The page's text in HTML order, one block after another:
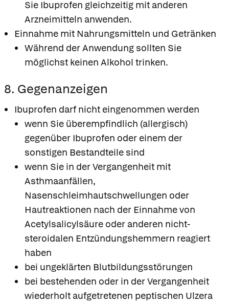
Sie Ibuprofen gleichzeitig mit anderen
Arzneimitteln anwenden.
Einnahme mit Nahrungsmitteln und Getränken
Während der Anwendung sollten Sie
möglichst keinen Alkohol trinken.
8. Gegenanzeigen
Ibuprofen darf nicht eingenommen werden
wenn Sie überempfindlich (allergisch)
gegenüber Ibuprofen oder einem der
sonstigen Bestandteile sind
wenn Sie in der Vergangenheit mit
Asthmaanfällen,
Nasenschleimhautschwellungen oder
Hautreaktionen nach der Einnahme von
Acetylsalicylsäure oder anderen nicht-
steroidalen Entzündungshemmern reagiert
haben
bei ungeklärten Blutbildungsstörungen
bei bestehenden oder in der Vergangenheit
wiederholt aufgetretenen peptischen Ulzera